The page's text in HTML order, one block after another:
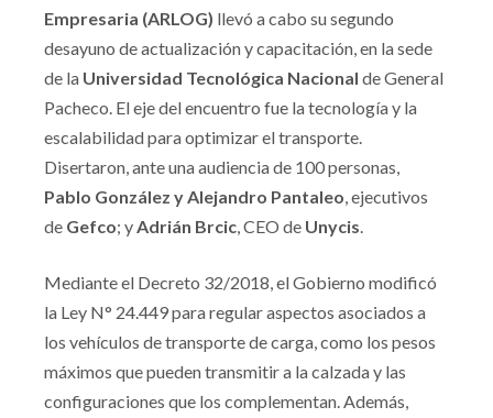
Empresaria (ARLOG) llevó a cabo su segundo
desayuno de actualización y capacitación, en la sede
de la Universidad Tecnológica Nacional de General
Pacheco. El eje del encuentro fue la tecnología y la
escalabilidad para optimizar el transporte.
Disertaron, ante una audiencia de 100 personas,
Pablo González y Alejandro Pantaleo, ejecutivos
de Gefco; yAdrián Brcic, CEO de Unycis.
Mediante el Decreto 32/2018, el Gobierno modificó
la Ley N° 24.449 para regular aspectos asociados a
los vehículos de transporte de carga, como los pesos
máximos que pueden transmitir a la calzada y las
configuraciones que los complementan. Además,